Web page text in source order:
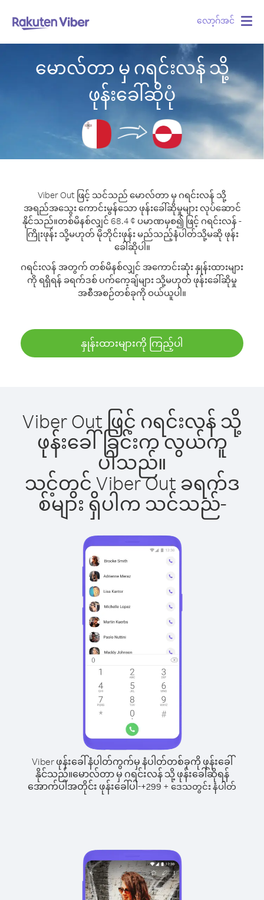
လော့ဂ်အင်
မောလ်တာ မှ ဂရင်းလန် သို့
ဖုန်းခေါ်ဆိုပုံ
Viber Out ဖြင့် သင်သည် မောလ်တာ မှ ဂရင်းလန် သို့
အရည်အသွေး ကောင်းမွန်သော ဖုန်းခေါ်ဆိုမှုများ လုပ်ဆောင်
နိုင်သည်။တစ်မိနစ်လျှင် 68.4 ¢ ပမာဏမှစ၍ ဖြင့် ဂရင်းလန် -
ကြိုးဖုန်း သို့မဟုတ် မိုဘိုင်းဖုန်း မည်သည့်နံပါတ်သို့မဆို ဖုန်း
ခေါ်ဆိုပါ။
ဂရင်းလန် အတွက် တစ်မိနစ်လျှင် အကောင်းဆုံး နှုန်းထားများ
ကို ရရှိရန် ခရက်ဒစ် ပက်ကေ့ချ်များ သို့မဟုတ် ဖုန်းခေါ်ဆိုမှု
အစီအစဉ်တစ်ခုကို ဝယ်ယူပါ။
နှုန်းထားများကို ကြည့်ပါ
Viber Out ဖြင့် ဂရင်းလန် သို့
ဖုန်းခေါ်ခြင်းက လွယ်ကူ
ပါသည်။
သင့်တွင် Viber Out ခရက်ဒ
စ်များ ရှိပါက သင်သည်-
Viber ဖုန်းခေါ်နံပါတ်ကွက်မှ နံပါတ်တစ်ခုကို ဖုန်းခေါ်
နိုင်သည်။မောလ်တာ မှ ဂရင်းလန် သို့ ဖုန်းခေါ်ဆိုရန်
အောက်ပါအတိုင်း ဖုန်းခေါ်ပါ-+299 + ဒေသတွင်း နံပါတ်